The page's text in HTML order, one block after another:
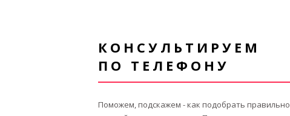
КОНСУЛЬТИРУЕМ
ПО ТЕЛЕФОНУ
Поможем, подскажем - как подобрать правильно